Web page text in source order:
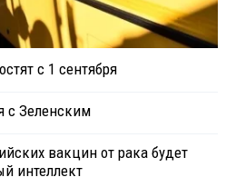
с 1 сентября
с Зеленским
вакцин от рака будет
интеллект